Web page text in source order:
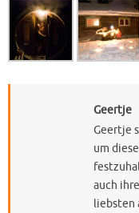
Geertje
Geertje
um
auch
liebsten